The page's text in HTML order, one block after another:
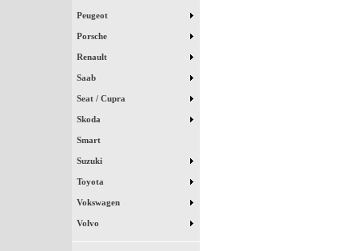
Peugeot
Porsche
Renault
Saab
Seat / Cupra
Skoda
Smart
Suzuki
Toyota
Vokswagen
Volvo